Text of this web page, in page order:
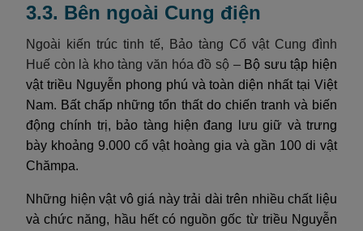
3.3. Bên ngoài Cung điện
Ngoài kiến trúc tinh tế, Bảo tàng Cổ vật Cung đình
Huế còn là kho tàng văn hóa đồ sộ –Bộ sưu tập hiện
vật triều Nguyễn phong phú và toàn diện nhất tại Việt
Nam. Bất chấp những tổn thất do chiến tranh và biến
động chính trị, bảo tàng hiện đang lưu giữ và trưng
bày khoảng 9.000 cổ vật hoàng gia và gần 100 di vật
Chămpa.
Những hiện vật vô giá này trải dài trên nhiều chất liệu
và chức năng, hầu hết có nguồn gốc từ triều Nguyễn